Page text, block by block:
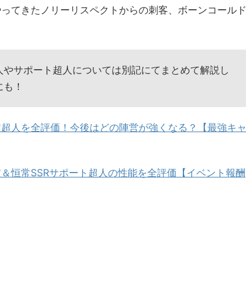
てきたノリーリスペクトからの刺客、ボーンコールド
サポート超人については別記にてまとめて解説し
！
人を全評価！今後はどの陣営が強くなる？【最強キャ
恒常SSRサポート超人の性能を全評価【イベント報酬